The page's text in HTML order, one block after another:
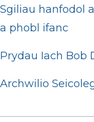
Sgiliau hanfodol
a phobl ifanc
Prydau Iach Bob
Archwilio